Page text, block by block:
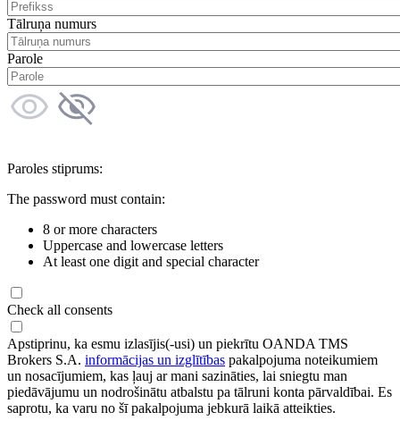
Tālruņa numurs
Parole
Paroles stiprums:
The password must contain:
8 or more characters
Uppercase and lowercase letters
At least one digit and special character
Check all consents
Apstiprinu, ka esmu izlasījis(-usi) un piekrītu OANDA TMS
Brokers S.A. informācijas un izglītības pakalpojuma noteikumiem
un nosacījumiem, kas ļauj ar mani sazināties, lai sniegtu man
piedāvājumu un nodrošinātu atbalstu pa tālruni konta pārvaldībai. Es
saprotu, ka varu no šī pakalpojuma jebkurā laikā atteikties.